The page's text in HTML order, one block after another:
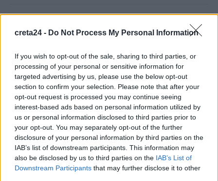
creta24 - Do Not Process My Personal Information
If you wish to opt-out of the sale, sharing to third parties, or
processing of your personal or sensitive information for
targeted advertising by us, please use the below opt-out
section to confirm your selection. Please note that after your
opt-out request is processed you may continue seeing
interest-based ads based on personal information utilized by
us or personal information disclosed to third parties prior to
your opt-out. You may separately opt-out of the further
disclosure of your personal information by third parties on the
IAB’s list of downstream participants. This information may
also be disclosed by us to third parties on the IAB’s List of
Downstream Participants that may further disclose it to other
κακοποίηση δύο ανήλικων μαθητών της
Το Ελληνικό Μεσογειακό Πανεπιστήμιο εκδίδει ηλεκτρονικά
τα Πρακτικά του Διεπιστημονικού Συνεδρίου «Ρένα
7 Αυγούστου, 2026
ΔΕΕΠ (ΝΟΔΕ) Ηρακλείου: Με έργα η κυβέρνηση Μητσοτάκη
οδηγεί την Κρήτη στο μέλλον